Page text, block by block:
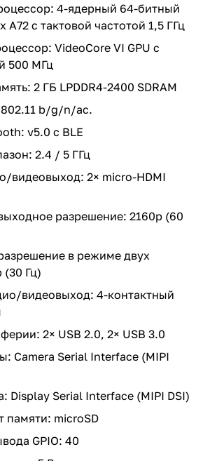
4-ядерный 64-битный
A72 с тактовой частотой 1,5 ГГц
VideoCore VI GPU с
500 МГц
2 ГБ LPDDR4-2400 SDRAM
802.11 b/g/n/ac.
v5.0 с BLE
2.4 / 5 ГГц
видеовыход: 2× micro-HDMI
разрешение: 2160p (60
в режиме двух
(30 Гц)
видеовыход: 4-контактный
2× USB 2.0, 2× USB 3.0
Camera Serial Interface (MIPI
Display Serial Interface (MIPI DSI)
памяти: microSD
GPIO: 40